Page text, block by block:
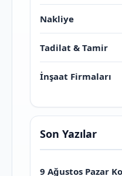
Nakliye
Tadilat & Tamir
İnşaat Firmaları
Son Yazılar
9 Ağustos Pazar